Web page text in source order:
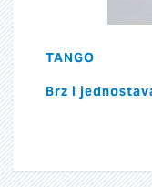
TANGO
Brz i